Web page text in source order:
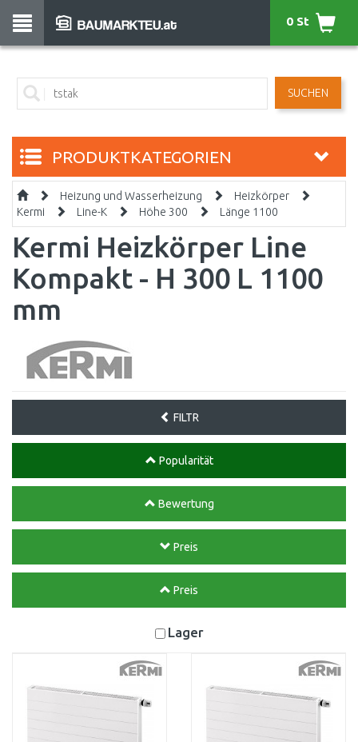
SUCHEN
0 St
PRODUKTKATEGORIEN
Heizung und Wasserheizung
Heizkörper
Kermi
Line-K Höhe 300 Länge 1100
Kermi Heizkörper Line
Kompakt - H 300 L 1100
mm
FILTR
Popularität
Bewertung
Preis
Preis
Lager